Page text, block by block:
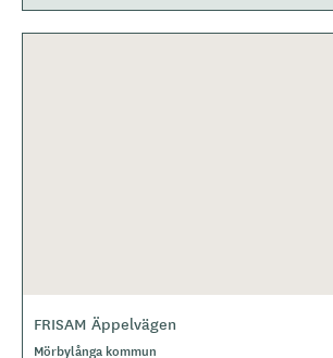
FRISAM Äppelvägen
Mörbylånga kommun